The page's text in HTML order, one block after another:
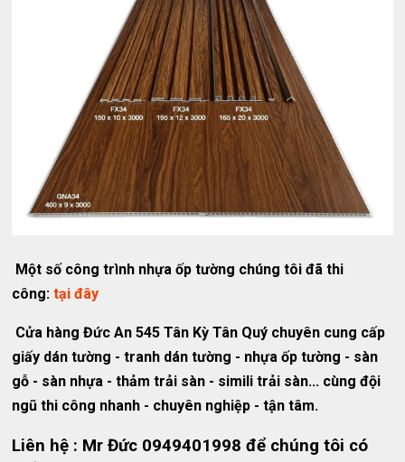
Một số công trình nhựa ốp tường chúng tôi đã thi
công:tại đây
Cửa hàng Đức An 545 Tân Kỳ Tân Quý chuyên cung cấp
giấy dán tường - tranh dán tường - nhựa ốp tường - sàn
gỗ - sàn nhựa - thảm trải sàn - simili trải sàn... cùng đội
ngũ thi công nhanh - chuyên nghiệp - tận tâm.
Liên hệ : Mr Đức 0949401998 để chúng tôi có